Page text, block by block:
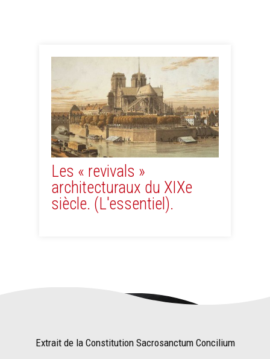
Les « revivals »
architecturaux du XIXe
siècle. (L'essentiel).
Extrait de la Constitution Sacrosanctum Concilium